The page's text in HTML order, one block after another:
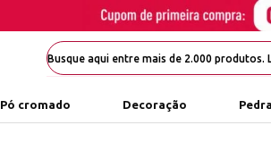
Pó cromado Decoração